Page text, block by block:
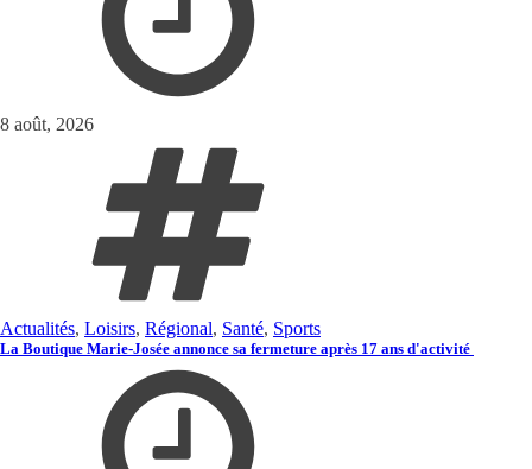
8 août, 2026
Actualités, Loisirs, Régional, Santé, Sports
La Boutique Marie-Josée annonce sa fermeture après 17 ans d'activité